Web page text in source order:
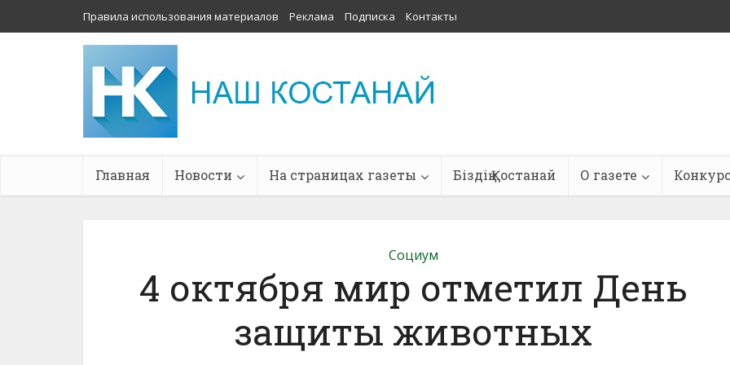
Правила использования материалов Реклама Подписка Контакты
Главная Новости На страницах газеты Біздің Қостанай О газете
Социум
4 октября мир отметил День
защиты животных